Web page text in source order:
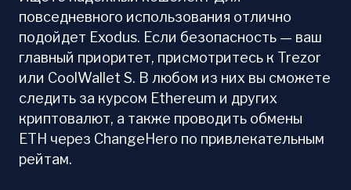
повседневного использования отлично
подойдет Exodus. Если безопасность — ваш
главный приоритет, присмотритесь к Trezor
или CoolWallet S. В любом из них вы сможете
следить за курсом Ethereum и других
криптовалют, а также проводить обмены
ETH через ChangeHero по привлекательным
рейтам.